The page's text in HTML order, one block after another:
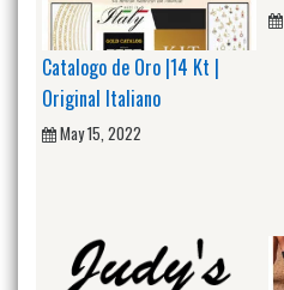
Catalogo de Oro |14 Kt |
Original Italiano
May 15, 2022